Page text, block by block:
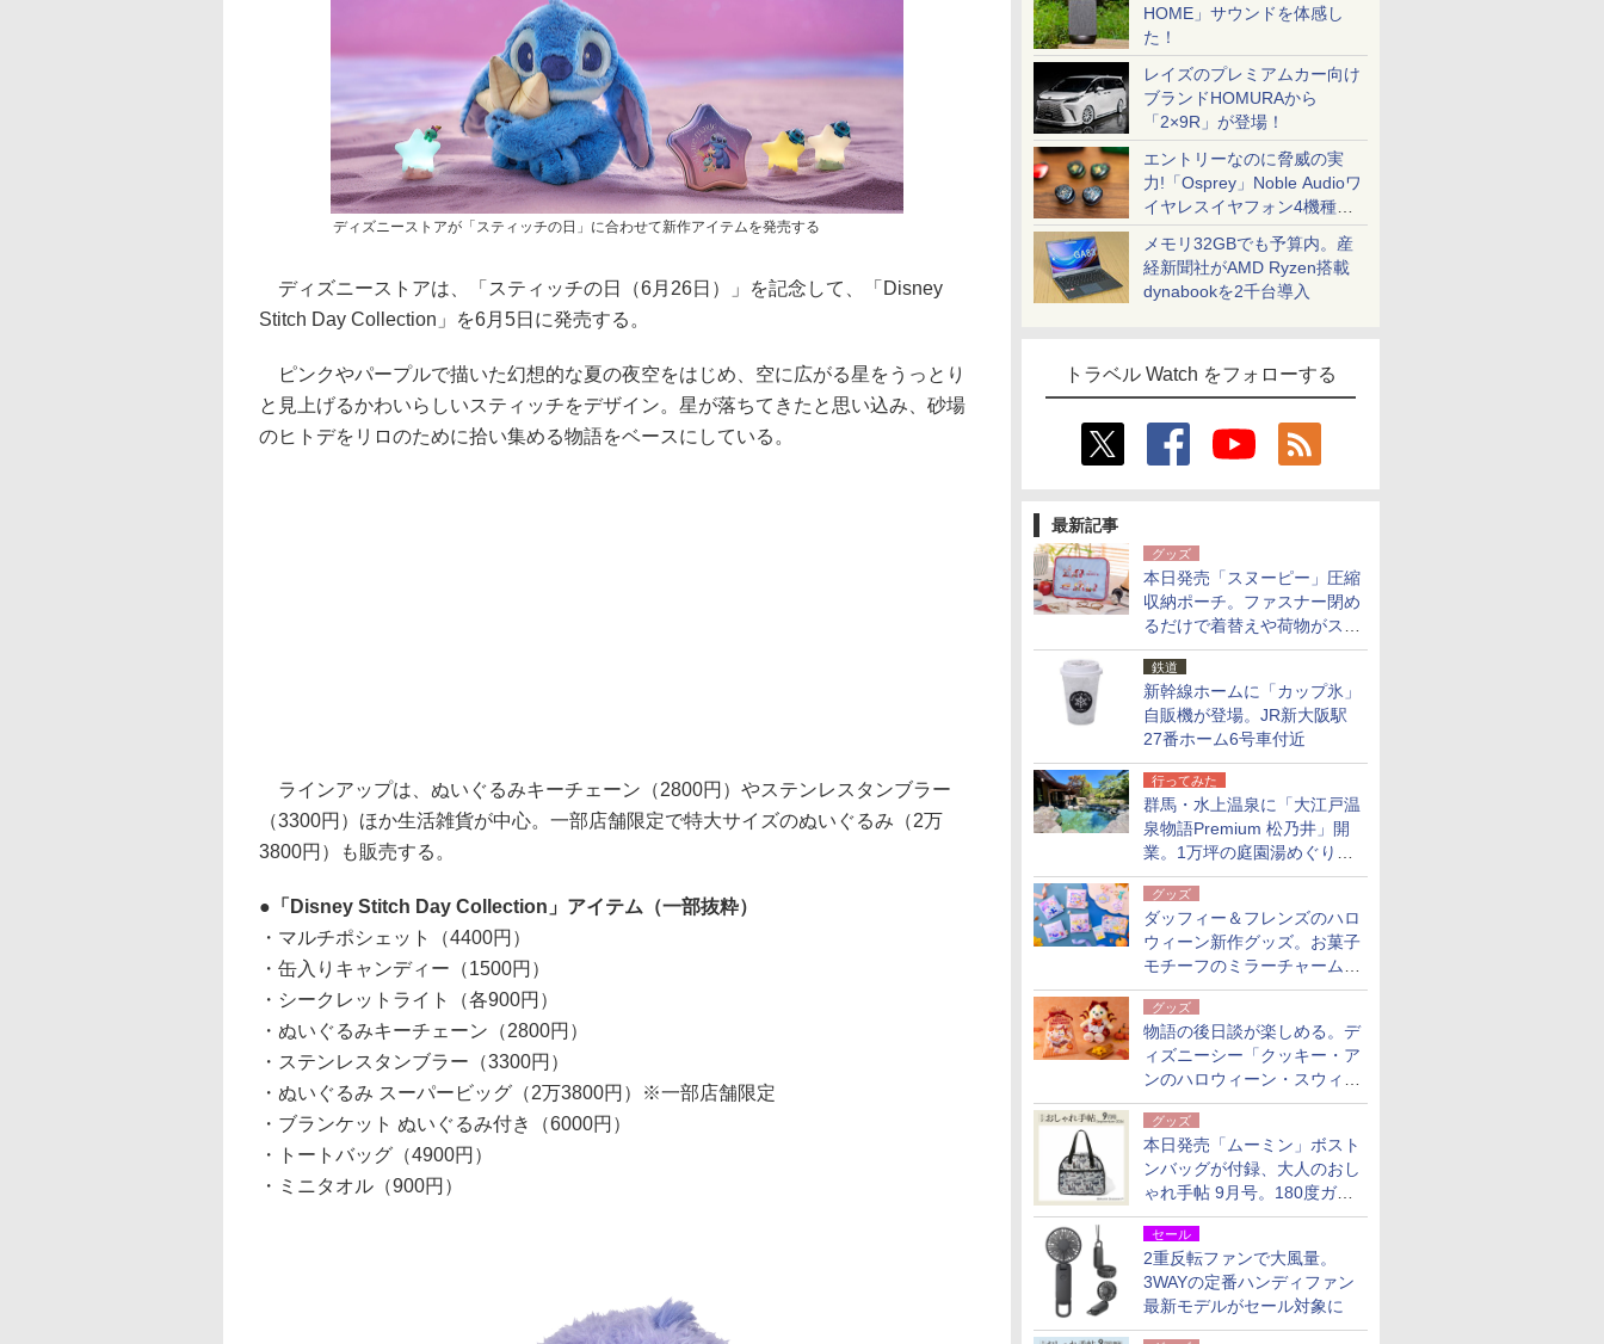
HOME」サウンドを体感し
た！
レイズのプレミアムカー向け
ブランドHOMURAから
「2×9R」が登場！
エントリーなのに脅威の実
力!「Osprey」Noble Audioワ
イヤレスイヤフォン4機種を
一気に聴く
メモリ32GBでも予算内。産
経新聞社がAMD Ryzen搭載
dynabookを2千台導入
トラベル Watch をフォローする
最新記事
グッズ
本日発売「スヌーピー」圧縮
収納ポーチ。ファスナー閉め
るだけで着替えや荷物がスリ
ムにまとまる
鉄道
新幹線ホームに「カップ氷」
自販機が登場。JR新大阪駅
27番ホーム6号車付近
行ってみた
群馬・水上温泉に「大江戸温
泉物語Premium 松乃井」開
業。1万坪の庭園湯めぐり＆
豪華バイキングを体験してき
た！
グッズ
ダッフィー＆フレンズのハロ
ウィーン新作グッズ。お菓子
モチーフのミラーチャーム/
デザインポーチほか
グッズ
物語の後日談が楽しめる。デ
ィズニーシー「クッキー・ア
ンのハロウィーン・スウィー
トサプライズ」限定グッズ公
開グッズ
本日発売「ムーミン」ボスト
ンバッグが付録、大人のおし
ゃれ手帖 9月号。180度ガバ
ッと開いて大容量
セール
2重反転ファンで大風量。
3WAYの定番ハンディファン
最新モデルがセール対象に
ディズニーストアが「スティッチの日」に合わせて新作アイテムを発売する
ディズニーストアは、「スティッチの日（6月26日）」を記念して、「Disney
Stitch Day Collection」を6月5日に発売する。
ピンクやパープルで描いた幻想的な夏の夜空をはじめ、空に広がる星をうっとり
と見上げるかわいらしいスティッチをデザイン。星が落ちてきたと思い込み、砂場
のヒトデをリロのために拾い集める物語をベースにしている。
ラインアップは、ぬいぐるみキーチェーン（2800円）やステンレスタンブラー
（3300円）ほか生活雑貨が中心。一部店舗限定で特大サイズのぬいぐるみ（2万
3800円）も販売する。
「Disney Stitch Day Collection」アイテム（一部抜粋）
・マルチポシェット（4400円）
・缶入りキャンディー（1500円）
・シークレットライト（各900円）
・ぬいぐるみキーチェーン（2800円）
・ステンレスタンブラー（3300円）
・ぬいぐるみ スーパービッグ（2万3800円）※一部店舗限定
・ブランケット ぬいぐるみ付き（6000円）
・トートバッグ（4900円）
・ミニタオル（900円）